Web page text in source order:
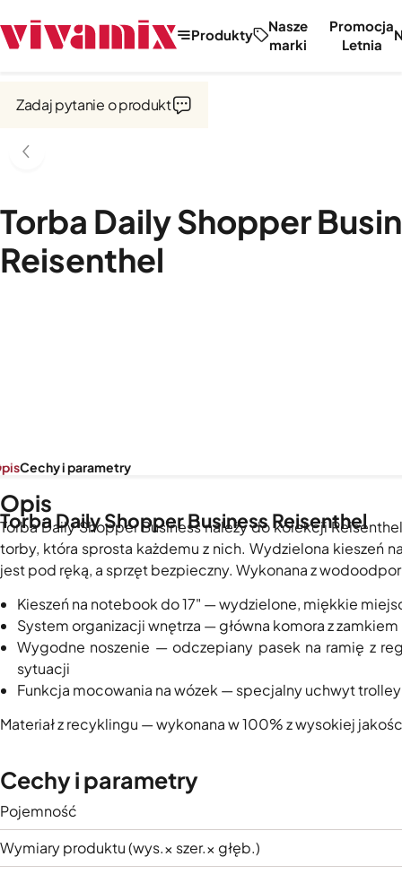
Produkty
Nasze
marki
Promocja
Letnia
Torba Daily Shopper
Reisenthel
Zadaj pytanie o produkt
Torba Daily Shopper Business Reisenthel
Cechy i parametry
Opis
Torba Daily Shopper Business należy do kolekcji
torby, która sprosta każdemu z nich. Wydzielona kieszeń
jest pod ręką, a sprzęt bezpieczny. Wykonana z
Kieszeń na notebook do 17" — wydzielone, miękkie
System organizacji wnętrza — główna komora z
Wygodne noszenie — odczepiany pasek na ramię z
sytuacji
Funkcja mocowania na wózek — specjalny uchwyt
Materiał z recyklingu — wykonana w 100% z wysokiej
Cechy i parametry
Pojemność
Wymiary produktu (wys.× szer.× głęb.)